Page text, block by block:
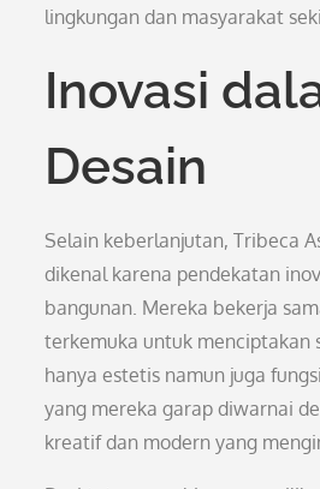
lingkungan dan masyarakat
Inovasi
Desain
Selain keberlanjutan, Tribeca
dikenal karena pendekatan
bangunan. Mereka bekerja
terkemuka untuk menciptakan
hanya estetis namun juga
yang mereka garap diwarnai
kreatif dan modern yang